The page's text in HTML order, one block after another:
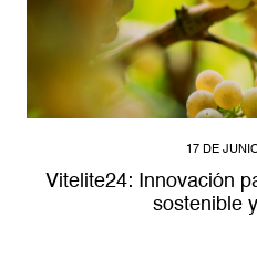
17 DE
Vitelite24: Innovación
sostenible